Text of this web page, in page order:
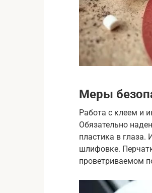
Меры
Работа с клеем и
Обязательно
пластика в глаза.
шлифовке.
проветриваемом